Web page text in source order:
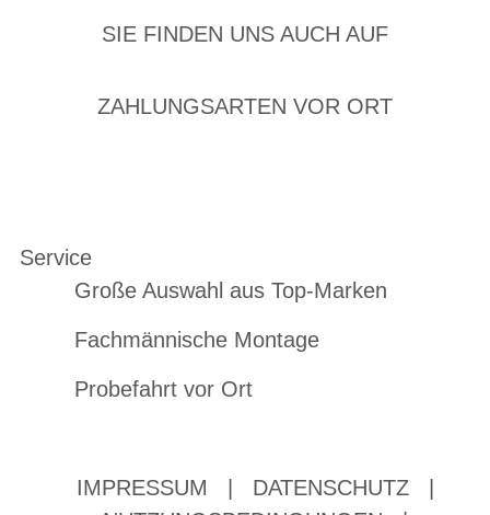
SIE FINDEN UNS AUCH AUF
ZAHLUNGSARTEN VOR ORT
Service
Große Auswahl aus Top-Marken
Fachmännische Montage
Probefahrt vor Ort
IMPRESSUM DATENSCHUTZ